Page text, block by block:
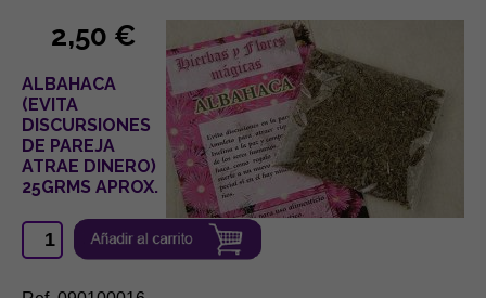
2,50 €
ALBAHACA
(EVITA
DISCURSIONES
DE PAREJA
ATRAE DINERO)
25GRMS APROX.